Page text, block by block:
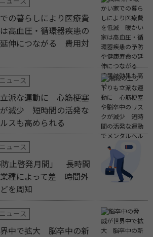
の暮らしにより医療費
高血圧・循環器疾患の
伸につながる 費用対
ニュース
派な運動に 心筋梗塞
減少 短時間の活発な
スも高められる
ニュース
防止啓発月間」 長時間
種によって差 時間外
を周知
ニュース
中で拡大 脳卒中の新